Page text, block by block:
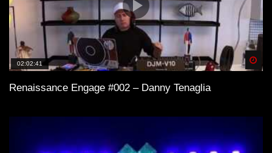
02:02:41
Renaissance Engage #002 – Danny Tenaglia